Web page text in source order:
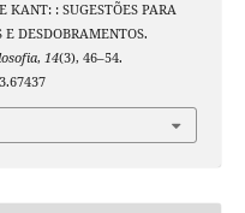
KANT: : SUGESTÕES PARA
E DESDOBRAMENTOS.
, 14(3), 46–54.